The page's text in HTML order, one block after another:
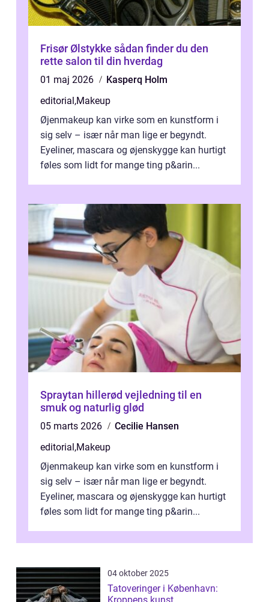
Frisør Ølstykke sådan finder du den
rette salon til din hverdag
01 maj 2026
Kasperq Holm
editorial,Makeup
Øjenmakeup kan virke som en kunstform i
sig selv – især når man lige er begyndt.
Eyeliner, mascara og øjenskygge kan hurtigt
føles som lidt for mange ting p&arin...
Spraytan hillerød vejledning til en
smuk og naturlig glød
05 marts 2026
Cecilie Hansen
editorial,Makeup
Øjenmakeup kan virke som en kunstform i
sig selv – især når man lige er begyndt.
Eyeliner, mascara og øjenskygge kan hurtigt
føles som lidt for mange ting p&arin...
04 oktober 2025
Tatoveringer i København: